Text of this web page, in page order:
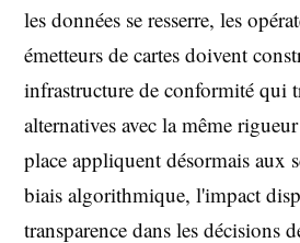
les données se resserre, les
émetteurs de cartes doivent
infrastructure de conformité qui
alternatives avec la même
place appliquent désormais aux
biais algorithmique, l'impact
transparence dans les décisions